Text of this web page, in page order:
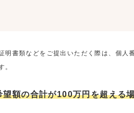
書類などをご提出いただく際は、個人
。
望額の合計が100万円を超える